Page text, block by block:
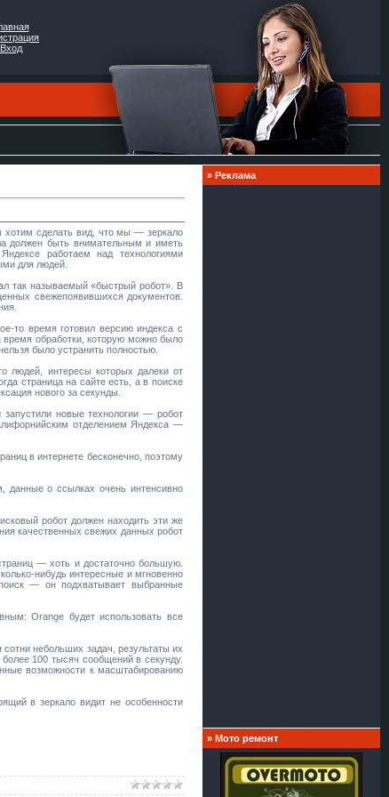
Вход
хотим сделать вид, что мы — зеркало
должен быть внимательным и иметь
работаем над технологиями
для людей.
так называемый «быстрый робот». В
свежепоявившихся документов.
то время готовил версию индекса с
обработки, которую можно было
было устранить полностью.
людей, интересы которых далеки от
страница на сайте есть, а в поиске
нового за секунды.
запустили новые технологии — робот
отделением Яндекса —
в интернете бесконечно, поэтому
данные о ссылках очень интенсивно
робот должен находить эти же
качественных свежих данных робот
— хоть и достаточно большую.
нибудь интересные и мгновенно
— он подхватывает выбранные
Orange будет использовать все
небольших задач, результаты их
100 тысяч сообщений в секунду.
возможности к масштабированию
в зеркало видит не особенности
» Реклама
» Мото ремонт